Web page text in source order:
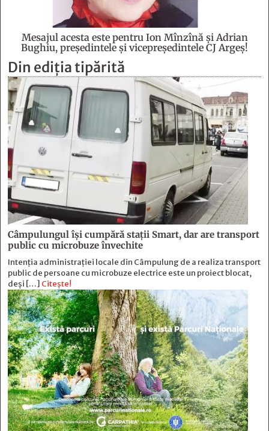
Mesajul acesta este pentru Ion Mînzînă şi Adrian
Bughiu, preşedintele şi vicepreşedintele CJ Argeş!
Din ediția tipărită
Câmpulungul îşi cumpără staţii Smart, dar are transport
public cu microbuze învechite
Intenția administrației locale din Câmpulung de a realiza transport
public de persoane cu microbuze electrice este un proiect blocat,
deși […] Citește!